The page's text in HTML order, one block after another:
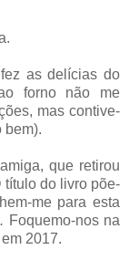
as delícias do
forno não me
mas contive-
bem).
que retirou
título do livro põe-
me para esta
Foquemo-nos na
2017.